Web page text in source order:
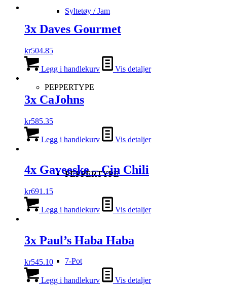
Syltetøy / Jam
PEPPERTYPE
PEPPERTYPE
7-Pot
3x Daves Gourmet
kr504.85
Legg i handlekurv Vis detaljer
3x CaJohns
kr585.35
Legg i handlekurv Vis detaljer
4x Gaveeske – Cin Chili
kr691.15
Legg i handlekurv Vis detaljer
3x Paul’s Haba Haba
kr545.10
Legg i handlekurv Vis detaljer